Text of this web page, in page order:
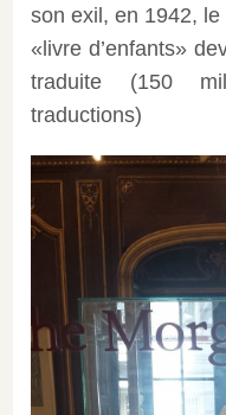
son exil, en 1942,
«livre d’enfants»
traduite (150
traductions)